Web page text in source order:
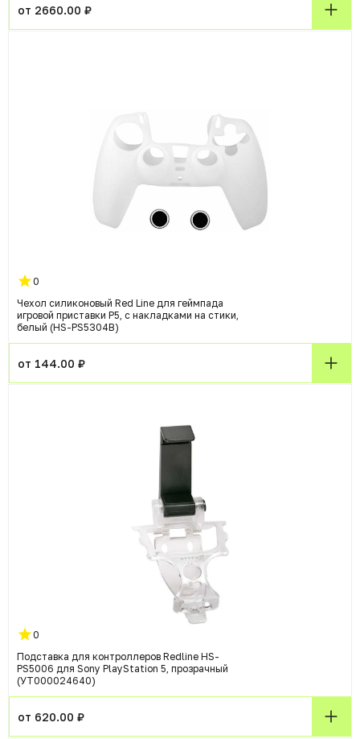
от 2660.00 ₽
0
Чехол силиконовый Red Line для геймпада
игровой приставки P5, с накладками на стики,
белый (HS-PS5304B)
от 144.00 ₽
0
Подставка для контроллеров Redline HS-
PS5006 для Sony PlayStation 5, прозрачный
(УТ000024640)
от 620.00 ₽